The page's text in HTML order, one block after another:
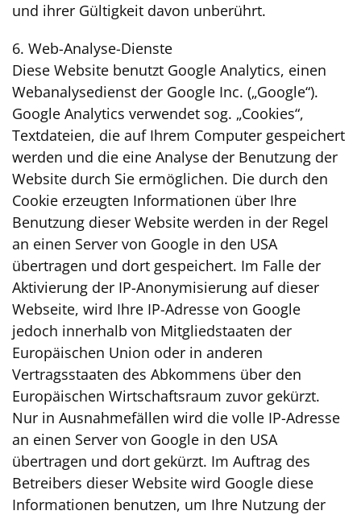
und ihrer Gültigkeit davon unberührt.
6. Web-Analyse-Dienste
Diese Website benutzt Google Analytics, einen
Webanalysedienst der Google Inc. („Google“).
Google Analytics verwendet sog. „Cookies“,
Textdateien, die auf Ihrem Computer gespeichert
werden und die eine Analyse der Benutzung der
Website durch Sie ermöglichen. Die durch den
Cookie erzeugten Informationen über Ihre
Benutzung dieser Website werden in der Regel
an einen Server von Google in den USA
übertragen und dort gespeichert. Im Falle der
Aktivierung der IP-Anonymisierung auf dieser
Webseite, wird Ihre IP-Adresse von Google
jedoch innerhalb von Mitgliedstaaten der
Europäischen Union oder in anderen
Vertragsstaaten des Abkommens über den
Europäischen Wirtschaftsraum zuvor gekürzt.
Nur in Ausnahmefällen wird die volle IP-Adresse
an einen Server von Google in den USA
übertragen und dort gekürzt. Im Auftrag des
Betreibers dieser Website wird Google diese
Informationen benutzen, um Ihre Nutzung der